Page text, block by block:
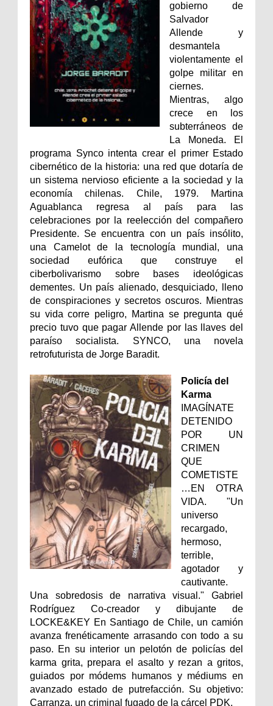
gobierno de
Salvador
Allende y
desmantela
violentamente el
golpe militar en
ciernes.
Mientras, algo
crece en los
subterráneos de
La Moneda. El
programa Synco intenta crear el primer Estado
cibernético de la historia: una red que dotaría de
un sistema nervioso eficiente a la sociedad y la
economía chilenas. Chile, 1979. Martina
Aguablanca regresa al país para las
celebraciones por la reelección del compañero
Presidente. Se encuentra con un país insólito,
una Camelot de la tecnología mundial, una
sociedad eufórica que construye el
ciberbolivarismo sobre bases ideológicas
dementes. Un país alienado, desquiciado, lleno
de conspiraciones y secretos oscuros. Mientras
su vida corre peligro, Martina se pregunta qué
precio tuvo que pagar Allende por las llaves del
paraíso socialista. SYNCO, una novela
retrofuturista de Jorge Baradit.
Policía del
Karma
IMAGÍNATE
DETENIDO
POR UN
CRIMEN
QUE
COMETISTE
…EN OTRA
VIDA. "Un
universo
recargado,
hermoso,
terrible,
agotador y
cautivante.
Una sobredosis de narrativa visual." Gabriel
Rodríguez Co-creador y dibujante de
LOCKE&KEY En Santiago de Chile, un camión
avanza frenéticamente arrasando con todo a su
paso. En su interior un pelotón de policías del
karma grita, prepara el asalto y rezan a gritos,
guiados por módems humanos y médiums en
avanzado estado de putrefacción. Su objetivo:
Carranza, un criminal fugado de la cárcel PDK.